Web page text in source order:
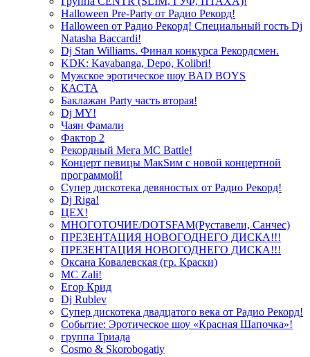
Halloween Pre-Party от Радио Рекорд!
Halloween от Радио Рекорд! Специальный гость Dj
Natasha Baccardi!
Dj Stan Williams. Финал конкурса Рекордсмен.
KDK: Kavabanga, Depo, Kolibri!
Мужское эротическое шоу BAD BOYS
КАСТА
Баклажан Party часть вторая!
Dj MY!
Чаян Фамали
Фактор 2
Рекордный Мега МС Battle!
Концерт певицы МакSим с новой концертной
программой!
Супер дискотека девяностых от Радио Рекорд!
Dj Riga!
ЦЕХ!
МНОГОТОЧИЕ/DOTSFAM(Руставели, Санчес)
ПРЕЗЕНТАЦИЯ НОВОГОДНЕГО ДИСКА!!!
ПРЕЗЕНТАЦИЯ НОВОГОДНЕГО ДИСКА!!!
Оксана Ковалевская (гр. Краски)
MC Zali!
Егор Крид
Dj Rublev
Супер дискотека двадцатого века от Радио Рекорд!
Событие: Эротическое шоу «Красная Шапочка»!
группа Триада
Cosmo & Skorobogatiy